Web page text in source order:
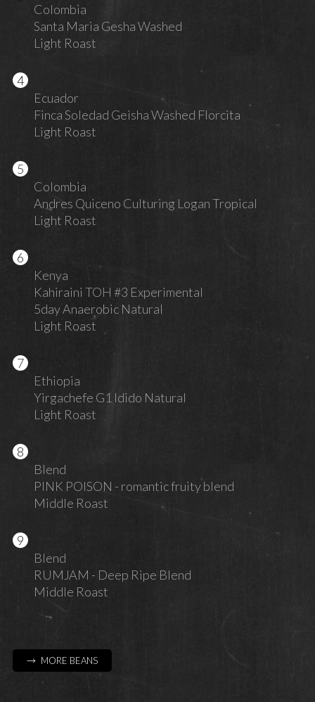
Colombia
Santa Maria Gesha Washed
Light Roast
Ecuador
Finca Soledad Geisha Washed Florcita
Light Roast
Colombia
Andres Quiceno Culturing Logan Tropical
Light Roast
Kenya
Kahiraini TOH #3 Experimental
5day Anaerobic Natural
Light Roast
Ethiopia
Yirgachefe G1 Idido Natural
Light Roast
Blend
PINK POISON - romantic fruity blend
Middle Roast
Blend
RUMJAM - Deep Ripe Blend
Middle Roast
→ MORE BEANS